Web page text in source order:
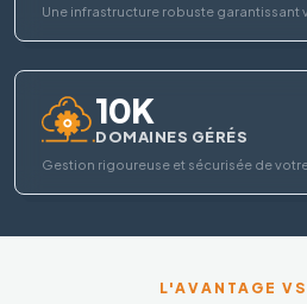
Une infrastructure robuste garantissant
10K
DOMAINES GÉRÉS
Gestion rigoureuse et sécurisée de
L'AVANTAGE